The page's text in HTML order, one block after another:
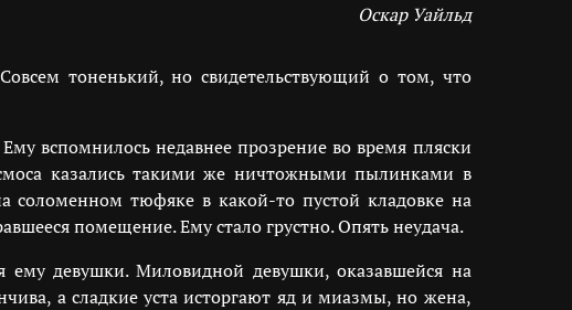
Оскар Уайльд
тоненький, но свидетельствующий о том, что
вспомнилось недавнее прозрение во время пляски
казались такими же ничтожными пылинками в
соломенном тюфяке в какой-то пустой кладовке на
помещение. Ему стало грустно. Опять неудача.
ему девушки. Миловидной девушки, оказавшейся на
а сладкие уста исторгают яд и миазмы, но жена,